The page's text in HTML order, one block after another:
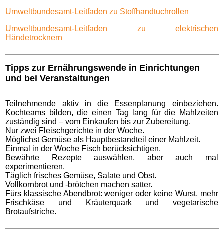
Umweltbundesamt-Leitfaden zu Stoffhandtuchrollen
Umweltbundesamt-Leitfaden zu elektrischen
Händetrocknern
Tipps zur Ernährungswende in Einrichtungen
und bei Veranstaltungen
Teilnehmende aktiv in die Essenplanung einbeziehen.
Kochteams bilden, die einen Tag lang für die Mahlzeiten
zuständig sind – vom Einkaufen bis zur Zubereitung.
Nur zwei Fleischgerichte in der Woche.
Möglichst Gemüse als Hauptbestandteil einer Mahlzeit.
Einmal in der Woche Fisch berücksichtigen.
Bewährte Rezepte auswählen, aber auch mal
experimentieren.
Täglich frisches Gemüse, Salate und Obst.
Vollkornbrot und -brötchen machen satter.
Fürs klassische Abendbrot: weniger oder keine Wurst, mehr
Frischkäse und Kräuterquark und vegetarische
Brotaufstriche.